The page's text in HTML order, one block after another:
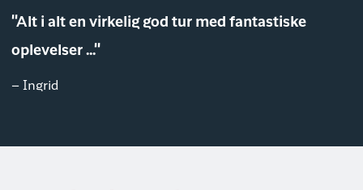
"Alt i alt en virkelig god tur med fantastiske
oplevelser ..."
– Ingrid